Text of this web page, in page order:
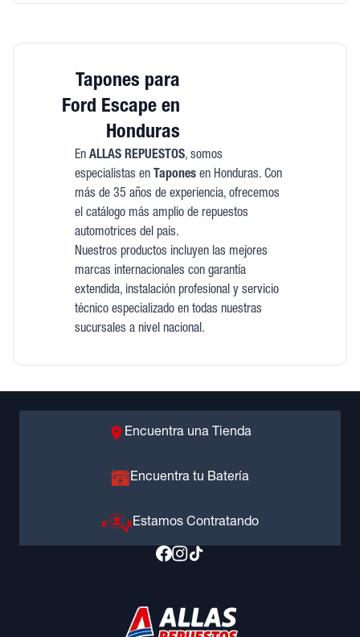
Tapones para
Ford Escape en
Honduras
En ALLAS REPUESTOS, somos
especialistas en Taponesen Honduras. Con
más de 35 años de experiencia, ofrecemos
el catálogo más amplio de repuestos
automotrices del país.
Nuestros productos incluyen las mejores
marcas internacionales con garantía
extendida, instalación profesional y servicio
técnico especializado en todas nuestras
sucursales a nivel nacional.
Encuentra una Tienda
Encuentra tu Batería
Estamos Contratando